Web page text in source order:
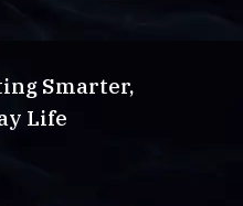
Smarter,
Life